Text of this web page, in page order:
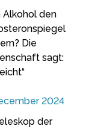
Alkohol den
Die
sagt:
2024
der